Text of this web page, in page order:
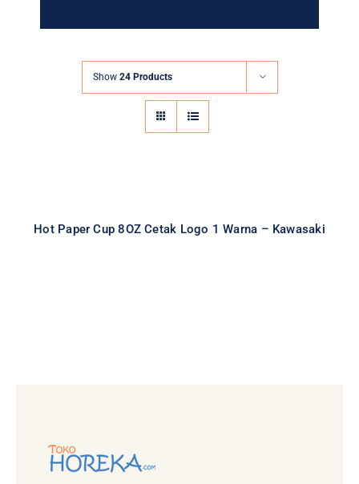
Show 24 Products
Hot Paper Cup 8OZ Cetak Logo 1 Warna – Kawasaki